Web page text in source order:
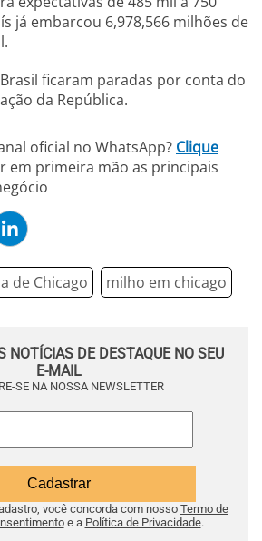
já embarcou 6,978,566 milhões de
ficaram paradas por conta do
da República.
oficial no WhatsApp? Clique
em primeira mão as principais
de Chicago milho em chicago
NOTÍCIAS DE DESTAQUE NO SEU
E-MAIL
SE NA NOSSA NEWSLETTER
você concorda com nosso Termo de
e a Política de Privacidade.